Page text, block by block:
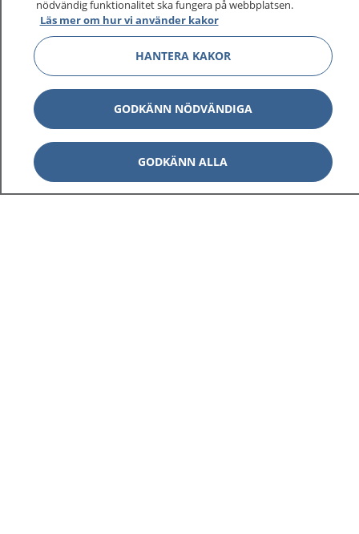
nödvändig funktionalitet ska fungera på webbplatsen.
Läs mer om hur vi använder kakor
HANTERA KAKOR
GODKÄNN NÖDVÄNDIGA
GODKÄNN ALLA